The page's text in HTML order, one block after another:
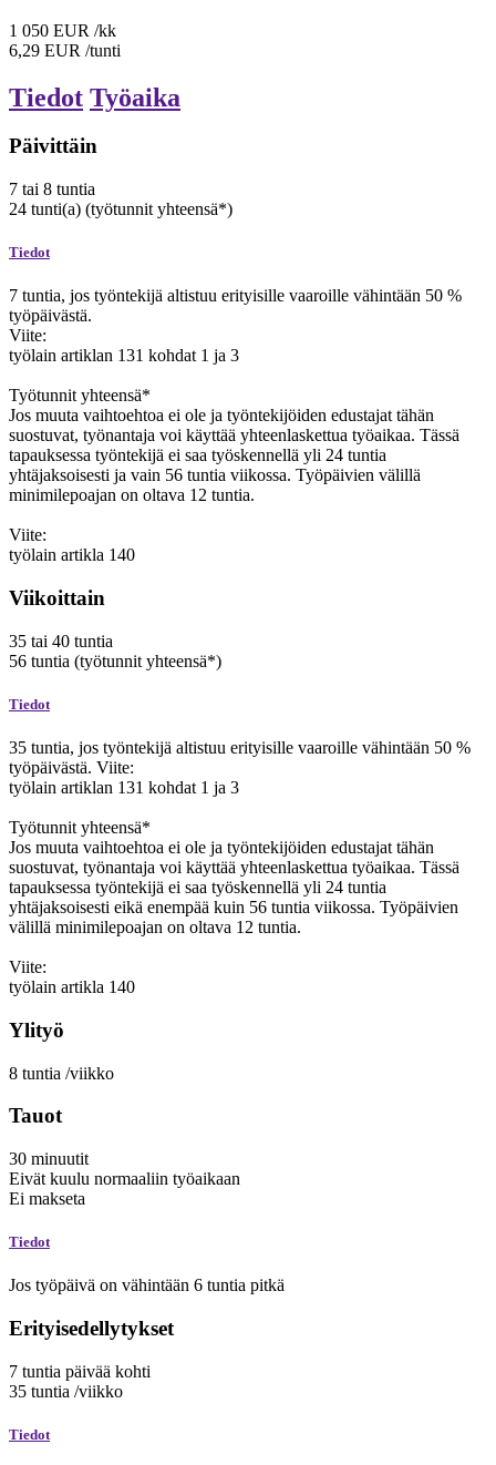
1 050 EUR /kk
6,29 EUR /tunti
Tiedot Työaika
Päivittäin
7 tai 8 tuntia
24 tunti(a) (työtunnit yhteensä*)
Tiedot
7 tuntia, jos työntekijä altistuu erityisille vaaroille vähintään 50 %
työpäivästä.
Viite:
työlain artiklan 131 kohdat 1 ja 3
Työtunnit yhteensä*
Jos muuta vaihtoehtoa ei ole ja työntekijöiden edustajat tähän
suostuvat, työnantaja voi käyttää yhteenlaskettua työaikaa. Tässä
tapauksessa työntekijä ei saa työskennellä yli 24 tuntia
yhtäjaksoisesti ja vain 56 tuntia viikossa. Työpäivien välillä
minimilepoajan on oltava 12 tuntia.
Viite:
työlain artikla 140
Viikoittain
35 tai 40 tuntia
56 tuntia (työtunnit yhteensä*)
Tiedot
35 tuntia, jos työntekijä altistuu erityisille vaaroille vähintään 50 %
työpäivästä. Viite:
työlain artiklan 131 kohdat 1 ja 3
Työtunnit yhteensä*
Jos muuta vaihtoehtoa ei ole ja työntekijöiden edustajat tähän
suostuvat, työnantaja voi käyttää yhteenlaskettua työaikaa. Tässä
tapauksessa työntekijä ei saa työskennellä yli 24 tuntia
yhtäjaksoisesti eikä enempää kuin 56 tuntia viikossa. Työpäivien
välillä minimilepoajan on oltava 12 tuntia.
Viite:
työlain artikla 140
Ylityö
8 tuntia /viikko
Tauot
30 minuutit
Eivät kuulu normaaliin työaikaan
Ei makseta
Tiedot
Jos työpäivä on vähintään 6 tuntia pitkä
Erityisedellytykset
7 tuntia päivää kohti
35 tuntia /viikko
Tiedot